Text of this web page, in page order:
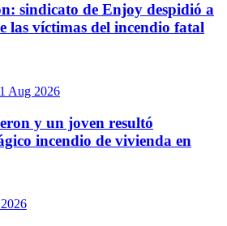
sindicato de Enjoy despidió a
las víctimas del incendio fatal
Aug 2026
y un joven resultó
incendio de vivienda en